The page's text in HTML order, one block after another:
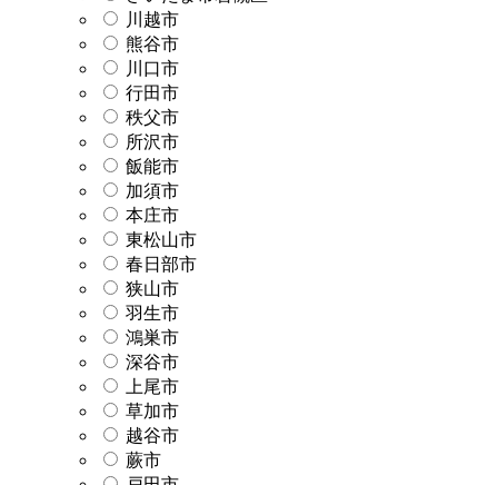
川越市
熊谷市
川口市
行田市
秩父市
所沢市
飯能市
加須市
本庄市
東松山市
春日部市
狭山市
羽生市
鴻巣市
深谷市
上尾市
草加市
越谷市
蕨市